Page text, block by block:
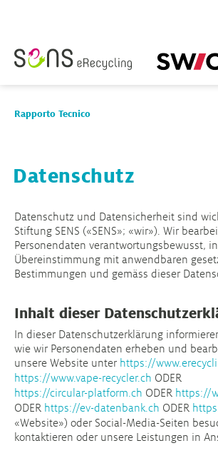
Menù
Archivio
Rapporto Tecnico
Datenschutz
Datenschutz und Datensicherheit sind
Stiftung SENS («SENS»; «wir»). Wir
Personendaten verantwortungsbewusst, in
Übereinstimmung mit anwendbaren
Bestimmungen und gemäss dieser
Inhalt dieser
In dieser Datenschutzerklärung
wie wir Personendaten erheben und
unsere Website unter https://
https://www.vape-recycler.ch ODER
https://circular-platform.ch ODER https://
ODER https://ev-datenbank.ch ODER
«Website») oder Social-Media-Seiten
kontaktieren oder unsere Leistungen in